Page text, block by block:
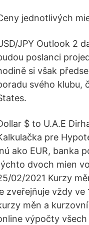
jednotlivých
JPY Outlook 2
poslanci
si však
svého klubu,
$ to U.A.E
pre
ako EUR, banka
dvoch mien
02/2021 Kurzy
zveřejňuje vždy ve
měn a
výpočty